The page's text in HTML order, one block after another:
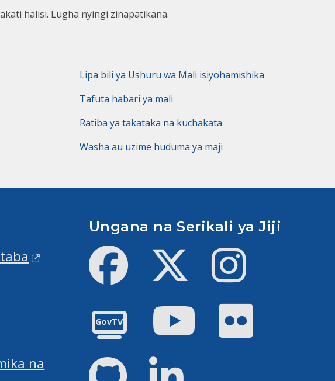
halisi. Lugha nyingi zinapatikana.
Lipa bili ya Ushuru wa Mali isiyohamishika
Tafuta habari ya mali
Ratiba ya takataka na kuchakata
Washa au uzime huduma ya maji
na
Ungana na Serikali ya Jiji
Facebook Twitter Instagram
GovTV
Youtube Flickr
GitHub